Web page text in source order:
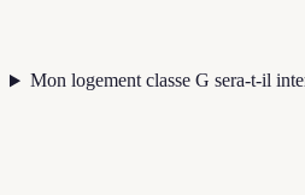
Mon logement classe G sera-t-il